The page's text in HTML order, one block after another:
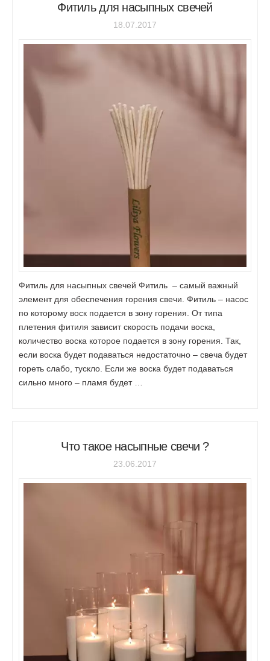
Фитиль для насыпных свечей
18.07.2017
Фитиль для насыпных свечей Фитиль – самый важный
элемент для обеспечения горения свечи. Фитиль – насос
по которому воск подается в зону горения. От типа
плетения фитиля зависит скорость подачи воска,
количество воска которое подается в зону горения. Так,
если воска будет подаваться недостаточно – свеча будет
гореть слабо, тускло. Если же воска будет подаваться
сильно много – пламя будет …
Что такое насыпные свечи ?
23.06.2017